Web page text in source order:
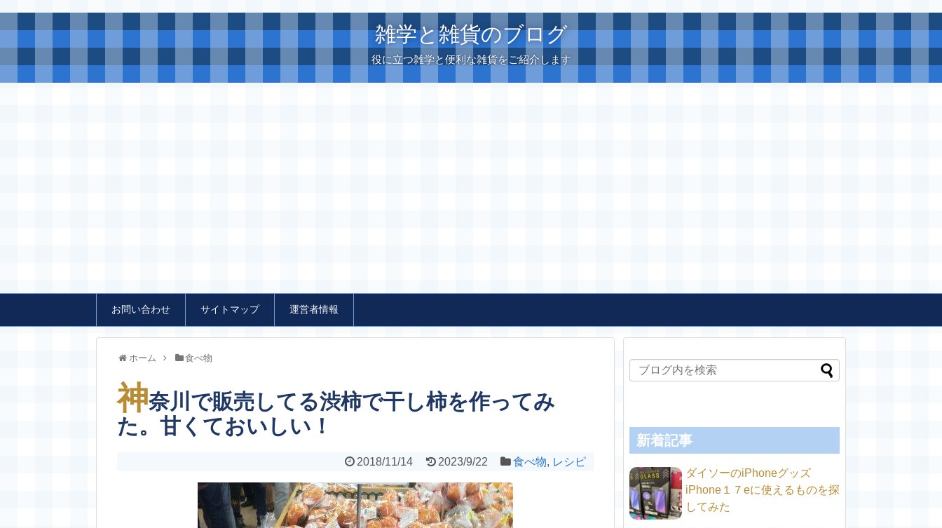
雑学と雑貨のブログ
役に立つ雑学と便利な雑貨をご紹介します
お問い合わせ サイトマップ 運営者情報
ホーム 食べ物
神奈川で販売してる渋柿で干し柿を作ってみ
た。甘くておいしい！
2018/11/14 2023/9/22 食べ物, レシピ
新着記事
ダイソーのiPhoneグッズ
iPhone１７eに使えるものを探
してみた